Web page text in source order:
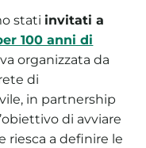
stati invitati a
100 anni di
organizzata da
di
in partnership
di avviare
riesca a definire le